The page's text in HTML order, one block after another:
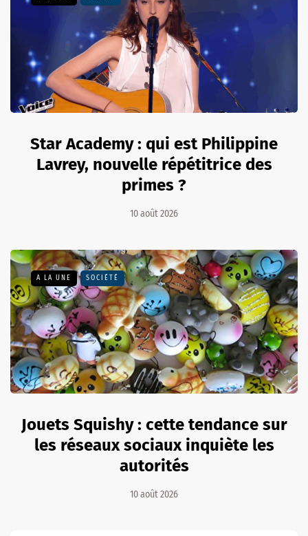
Star Academy : qui est Philippine
Lavrey, nouvelle répétitrice des
primes ?
10 août 2026
A LA UNE SOCIÉTÉ
Jouets Squishy : cette tendance sur
les réseaux sociaux inquiète les
autorités
10 août 2026